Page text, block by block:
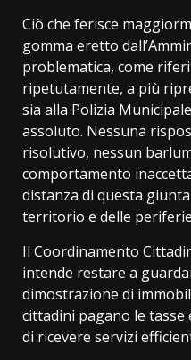
Ciò che ferisce
gomma eretto
problematica, come
ripetutamente, a più
sia alla Polizia
assoluto. Nessuna
risolutivo, nessun
comportamento
distanza di questa
territorio e delle
Il Coordinamento
intende restare a
dimostrazione di
cittadini pagano le
di ricevere servizi